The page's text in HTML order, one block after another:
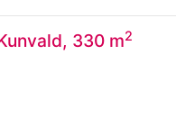
330 m2